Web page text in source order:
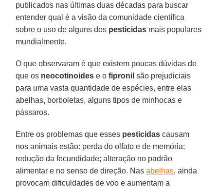
publicados nas últimas duas décadas para buscar
entender qual é a visão da comunidade científica
sobre o uso de alguns dos pesticidas mais populares
mundialmente.
O que observaram é que existem poucas dúvidas de
que os neocotinoides e ofipronil são prejudiciais
para uma vasta quantidade de espécies, entre elas
abelhas, borboletas, alguns tipos de minhocas e
pássaros.
Entre os problemas que esses pesticidas causam
nos animais estão: perda do olfato e de memória;
redução da fecundidade; alteração no padrão
alimentar e no senso de direção. Nasabelhas, ainda
provocam dificuldades de voo e aumentam a